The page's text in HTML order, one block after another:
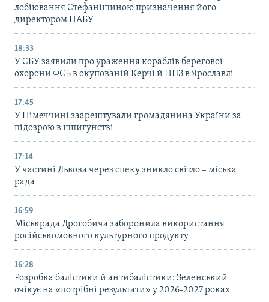
лобіювання Стефанішиною призначення його
директором НАБУ
18:33
У СБУ заявили про ураження кораблів берегової
охорони ФСБ в окупованій Керчі й НПЗ в Ярославлі
17:45
У Німеччині заарештували громадянина України за
підозрою в шпигунстві
17:14
У частині Львова через спеку зникло світло – міська
рада
16:59
Міськрада Дрогобича заборонила використання
російськомовного культурного продукту
16:28
Розробка балістики й антибалістики: Зеленський
очікує на «потрібні результати» у 2026-2027 роках